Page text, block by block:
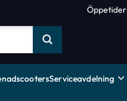
Öppetider
Serviceavdelning